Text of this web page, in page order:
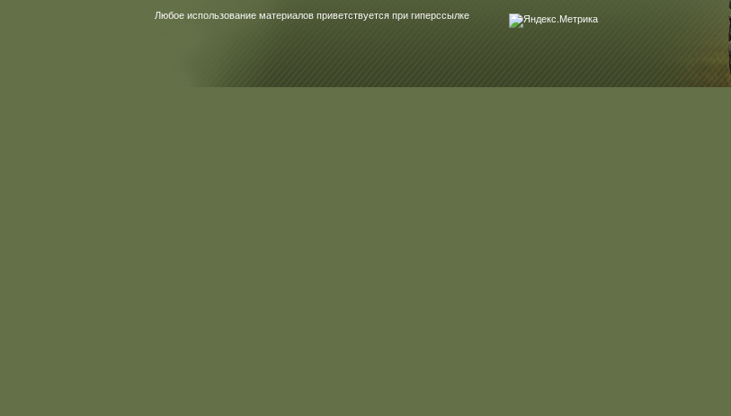
Любое использование материалов приветствуется при гиперссылке